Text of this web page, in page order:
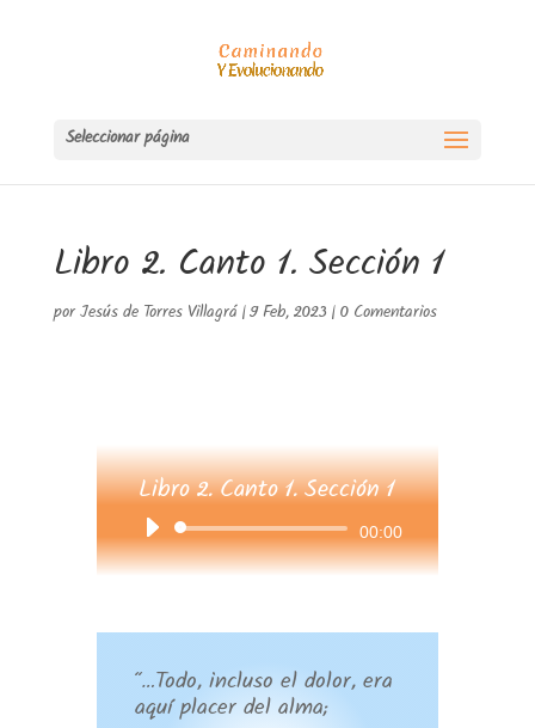
Seleccionar página
Libro 2. Canto 1. Sección 1
por Jesús de Torres Villagrá |9 Feb, 2023 | 0 Comentarios
Libro 2. Canto 1. Sección 1
Reproductor
de
00:00
“…Todo, incluso el dolor, era
aquí placer del alma;